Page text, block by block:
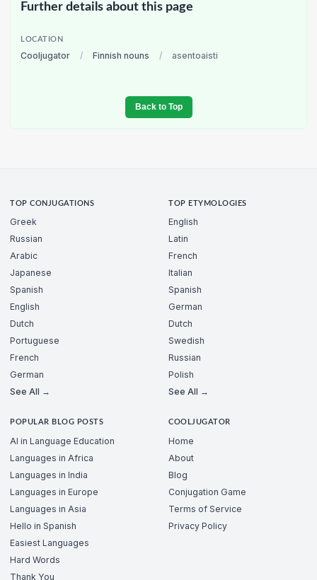
Further details about this page
LOCATION
Cooljugator / Finnish nouns / asentoaisti
Back to Top
TOP CONJUGATIONS
Greek
Russian
Arabic
Japanese
Spanish
English
Dutch
Portuguese
French
German
See All →
TOP ETYMOLOGIES
English
Latin
French
Italian
Spanish
German
Dutch
Swedish
Russian
Polish
See All →
POPULAR BLOG POSTS
AI in Language Education
Languages in Africa
Languages in India
Languages in Europe
Languages in Asia
Hello in Spanish
Easiest Languages
Hard Words
Thank You
COOLJUGATOR
Home
About
Blog
Conjugation Game
Terms of Service
Privacy Policy